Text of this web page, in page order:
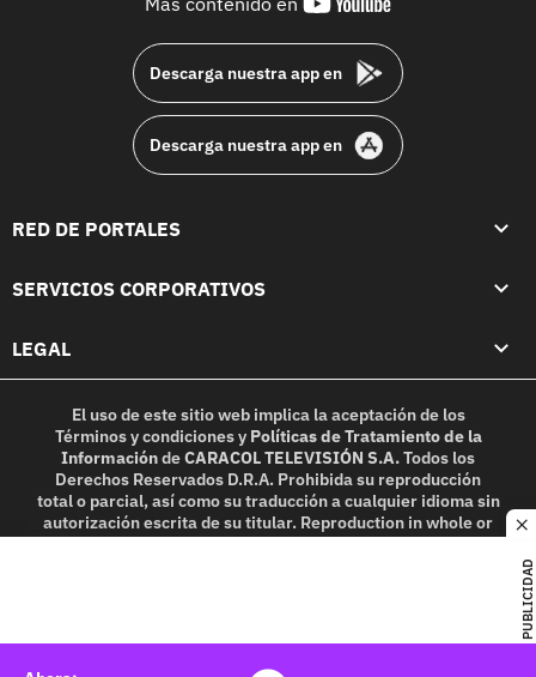
PUBLICIDAD
Descarga nuestra app en
Descarga nuestra app en
RED DE PORTALES
SERVICIOS CORPORATIVOS
LEGAL
El uso de este sitio web implica la aceptación de los
Términos y condicionesy Políticas de Tratamiento de la
InformacióndeCARACOL TELEVISIÓN S.A.Todos los
Derechos Reservados D.R.A. Prohibida su reproducción
total o parcial, así como su traducción a cualquier idioma sin
autorización escrita de su titular. Reproduction in whole or
in part, or translation without written permission is